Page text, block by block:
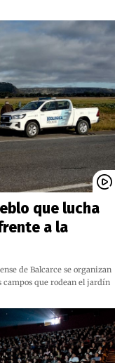
que lucha
a la
de Balcarce se organizan
campos que rodean el jardín